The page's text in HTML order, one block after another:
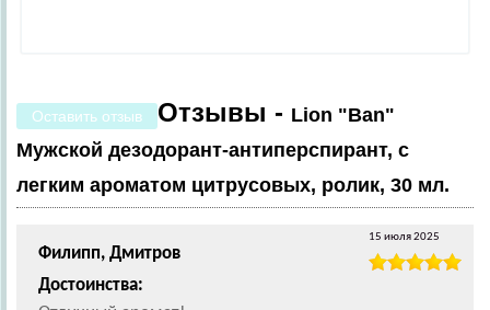
Оставить отзыв Отзывы - Lion "Ban"
Мужской дезодорант-антиперспирант, с
легким ароматом цитрусовых, ролик, 30 мл.
Филипп, Дмитров
Достоинства:
15 июля 2025